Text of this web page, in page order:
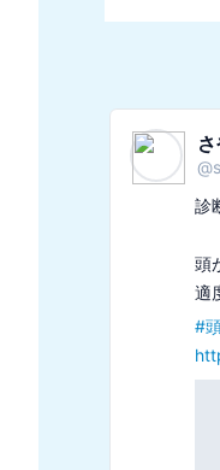
ジュ
@
診断
✅人
✅自
27